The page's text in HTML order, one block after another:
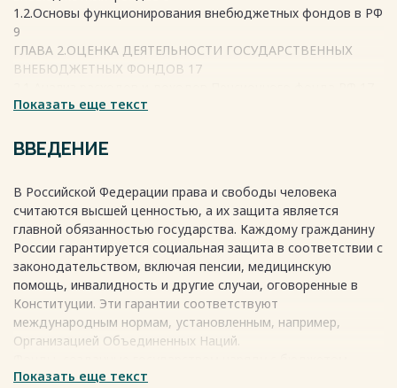
1.2.Основы функционирования внебюджетных фондов в РФ
9
ГЛАВА 2.ОЦЕНКА ДЕЯТЕЛЬНОСТИ ГОСУДАРСТВЕННЫХ
ВНЕБЮДЖЕТНЫХ ФОНДОВ 17
2.2. Структура доходов и расходов Федерального Фонда
2.3 Источники формирования и направления расходования
Фонда социального страхования 27
СПИСОК ИСПОЛЬЗОВАННЫХ ИСТОЧНИКОВ 35
Весь текст будет доступенпосле покупки
Показать еще текст
ВВЕДЕНИЕ
В Российской Федерации права и свободы человека
считаются высшей ценностью, а их защита является
главной обязанностью государства. Каждому гражданину
России гарантируется социальная защита в соответствии с
законодательством, включая пенсии, медицинскую
помощь, инвалидность и другие случаи, оговоренные в
Конституции. Эти гарантии соответствуют
международным нормам, установленным, например,
Организацией Объединенных Наций.
являются необычайно важными в использовании ресурсов
Показать еще текст